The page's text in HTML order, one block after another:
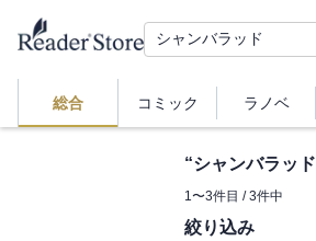
総合 コミック ラノベ
“シャンバラッド
1〜3件目 / 3件中
絞り込み